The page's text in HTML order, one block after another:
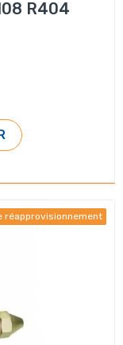
R404
réapprovisionnement